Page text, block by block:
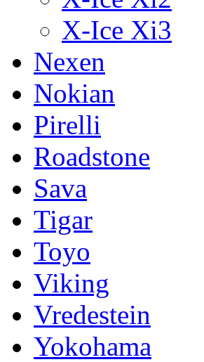
X-Ice Xi3
Nexen
Nokian
Pirelli
Roadstone
Sava
Tigar
Toyo
Viking
Vredestein
Yokohama